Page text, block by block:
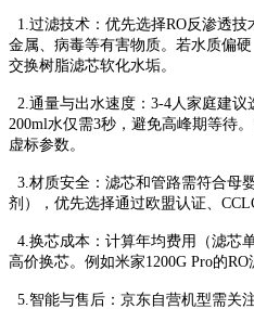
‌1.过滤技术‌：优先选择RO反渗透
金属、病毒等有害物质‌。若水质偏
交换树脂滤芯软化水垢。
‌2.通量与出水速度‌：3-4人家庭建议
200ml水仅需3秒，避免高峰期等待‌
虚标参数‌。
3.材质安全‌：滤芯和管路需符合母
剂），优先选择通过欧盟认证、
‌4.换芯成本‌：计算年均费用（滤芯
高价换芯。例如米家1200G Pro的
5.智能与售后‌：京东自营机型需关